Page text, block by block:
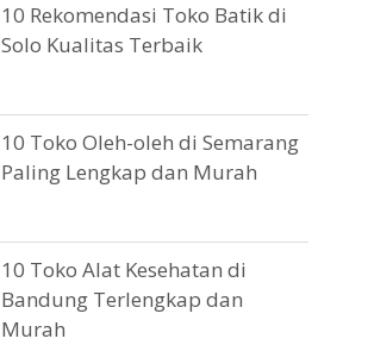
10 Rekomendasi Toko Batik di
Solo Kualitas Terbaik
10 Toko Oleh-oleh di Semarang
Paling Lengkap dan Murah
10 Toko Alat Kesehatan di
Bandung Terlengkap dan
Murah